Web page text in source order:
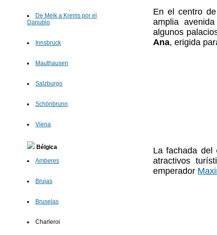
De Melk a Krems por el
Danubio
Innsbruck
Mauthausen
Salzburgo
Schönbrunn
Viena
Bélgica
Amberes
Brujas
Bruselas
Charleroi
En el centro
amplia
algunos
Ana, erigida
La fachada del
atractivos
emperador